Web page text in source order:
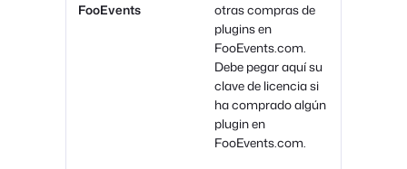
FooEvents
otras compras de
plugins en
FooEvents.com.
Debe pegar aquí su
clave de licencia si
ha comprado algún
plugin en
FooEvents.com.